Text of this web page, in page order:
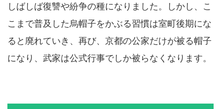
しばしば復讐や紛争の種になりました。しかし、こ
こまで普及した烏帽子をかぶる習慣は室町後期にな
ると廃れていき、再び、京都の公家だけが被る帽子
になり、武家は公式行事でしか被らなくなります。